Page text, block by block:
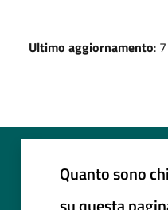
Ultimo aggiornamento:
Quanto sono